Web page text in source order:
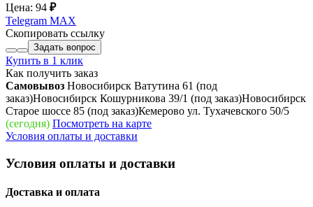
Цена: 94 ₽
Telegram MAX
Скопировать ссылку
Задать вопрос
Купить в 1 клик
Как получить заказ
Самовывоз Новосибирск Ватутина 61 (под
заказ)Новосибирск Кошурникова 39/1 (под заказ)Новосибирск
Старое шоссе 85 (под заказ)Кемерово ул. Тухачевского 50/5
(сегодня) Посмотреть на карте
Условия оплаты и доставки
Условия оплаты и доставки
Доставка и оплата